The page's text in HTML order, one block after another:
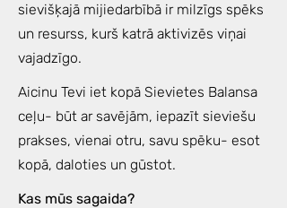
sievišķajā mijiedarbībā ir milzīgs spēks
un resurss, kurš katrā aktivizēs viņai
vajadzīgo.
Aicinu Tevi iet kopā Sievietes Balansa
ceļu- būt ar savējām, iepazīt sieviešu
prakses, vienai otru, savu spēku- esot
kopā, daloties un gūstot.
Kas mūs sagaida?